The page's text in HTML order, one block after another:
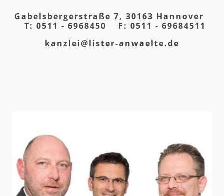
Gabelsbergerstraße 7, 30163 Hannover
T: 0511 - 6968450 F: 0511 - 69684511
kanzlei@lister-anwaelte.de